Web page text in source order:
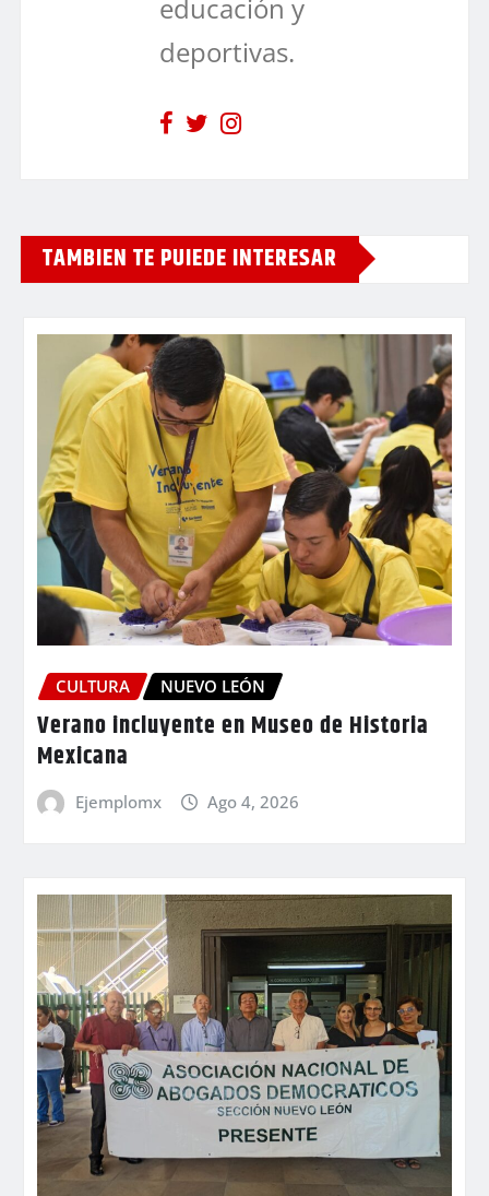
educación y
deportivas.
TAMBIEN TE PUIEDE INTERESAR
CULTURA NUEVO LEÓN
Verano incluyente en Museo de Historia
Mexicana
Ejemplomx Ago 4, 2026